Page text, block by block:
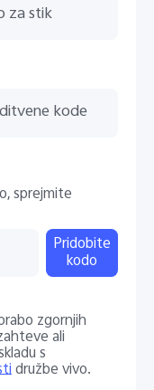
sprejmite
Pridobite
kodo
zgornjih
ali
s
družbe vivo.